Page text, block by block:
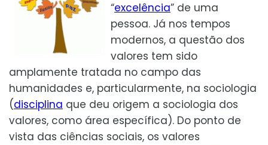
“excelência” de uma
pessoa. Já nos tempos
modernos, a questão dos
valores tem sido
amplamente tratada no campo das
humanidades e, particularmente, na sociologia
(disciplina que deu origem a sociologia dos
valores, como área específica). Do ponto de
vista das ciências sociais, os valores